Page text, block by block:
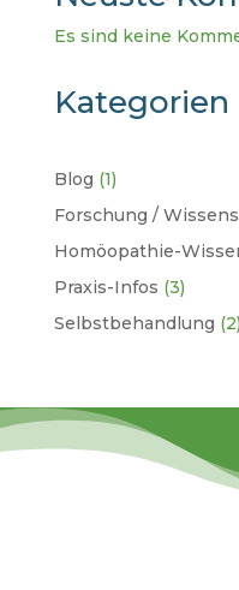
Es sind keine
Kategorien
Blog (1)
Forschung /
Homöopathie-
Praxis-Infos (3)
Selbstbehandlung (2)